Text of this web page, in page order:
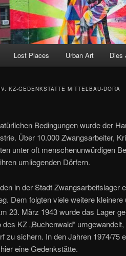
Lost Places Urban Art Dies
KZ-GEDENKSTÄTTE MITTELBAU-DORA
Bedingungen wurde der
Über 10.000 Zwangsarbeiter,
unter oft menschenunwürdigen
umliegenden Dörfern.
in der Stadt Zwangsarbeitslager
Dem folgten viele weitere
23. März 1943 wurde das Lager
KZ „Buchenwald“
zu sichern. In den Jahren 1974/75
eine Gedenkstätte.